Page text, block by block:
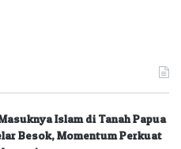
Islam di Tanah Papua
Besok, Momentum Perkuat